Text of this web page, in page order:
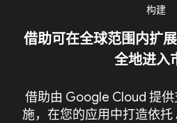
构建
借助可在全球范围内扩
全地进入
借助由 Google Cloud 提
施，在您的应用中打造依托